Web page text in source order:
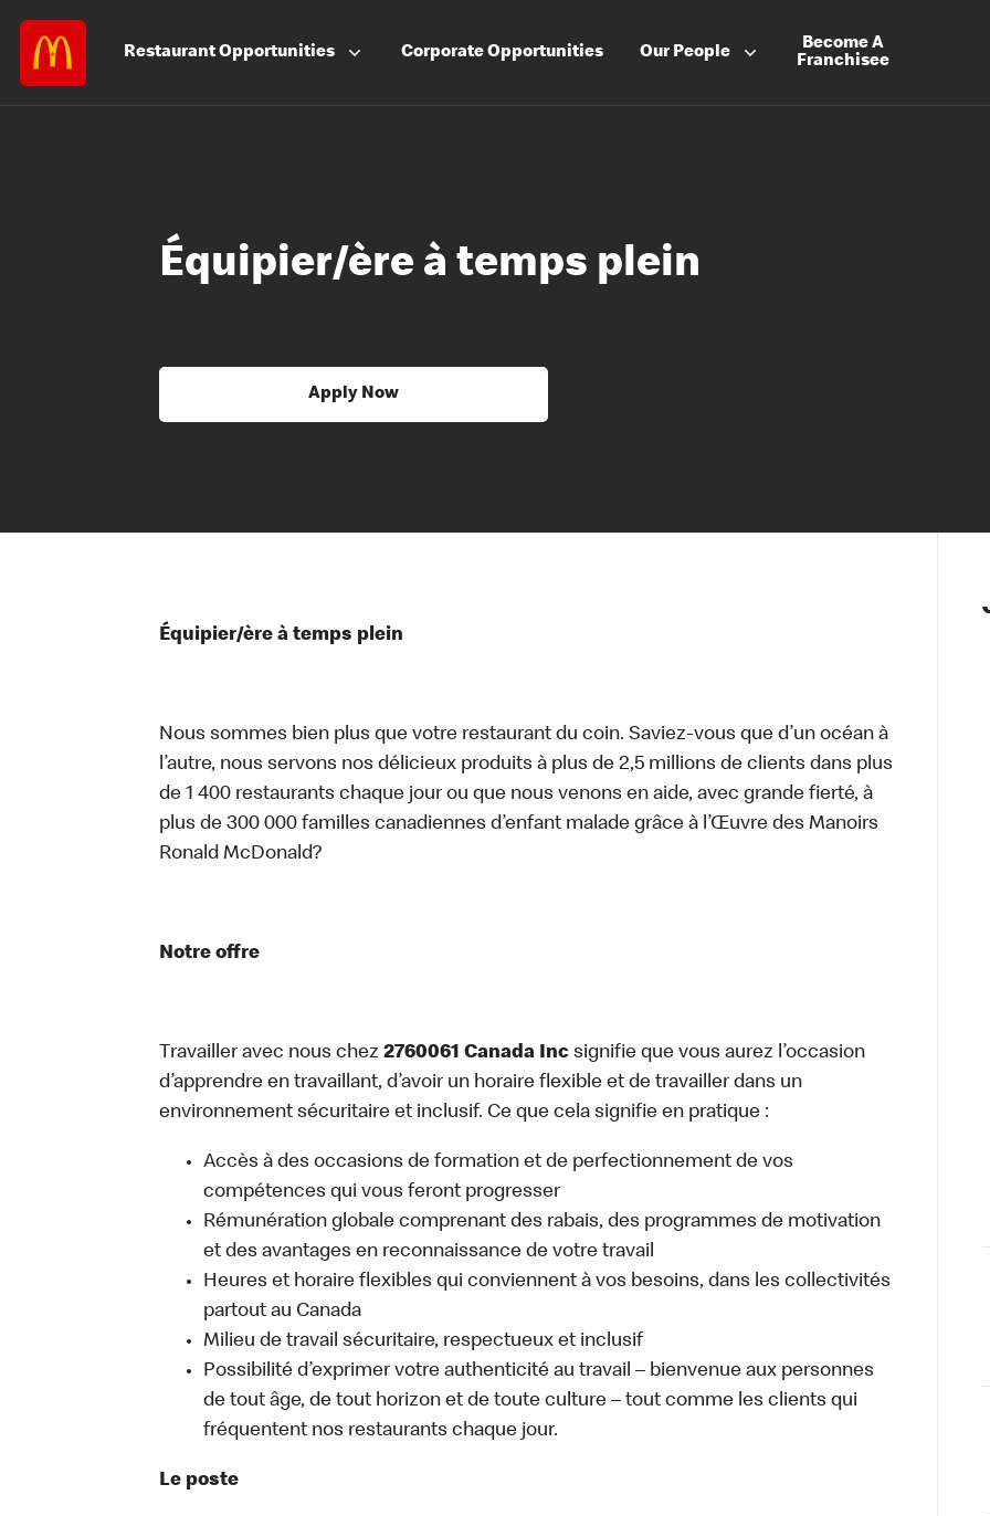
RestaurantOpportunities CorporateOpportunities Our People
Become A
Franchisee
Équipier/ère à temps plein
Apply Now
Équipier/ère à temps plein
Nous sommes bien plus que votre restaurant du coin. Saviez-vous que d’un océan à
l’autre, nous servons nos délicieux produits à plus de 2,5 millions de clients dans plus
de 1 400 restaurants chaque jour ou que nous venons en aide, avec grande fierté, à
plus de 300 000 familles canadiennes d’enfant malade grâce à l’Œuvre des Manoirs
Ronald McDonald?
Notre offre
Travailler avec nous chez 2760061 Canada Inc signifie que vous aurez l’occasion
d’apprendre en travaillant, d’avoir un horaire flexible et de travailler dans un
environnement sécuritaire et inclusif. Ce que cela signifie en pratique :
Accès à des occasions de formation et de perfectionnement de vos
compétences qui vous feront progresser
Rémunération globale comprenant des rabais, des programmes de motivation
et des avantages en reconnaissance de votre travail
Heures et horaire flexibles qui conviennent à vos besoins, dans les collectivités
partout au Canada
Milieu de travail sécuritaire, respectueux et inclusif
Possibilité d’exprimer votre authenticité au travail – bienvenue aux personnes
de tout âge, de tout horizon et de toute culture – tout comme les clients qui
fréquentent nos restaurants chaque jour.
Le poste